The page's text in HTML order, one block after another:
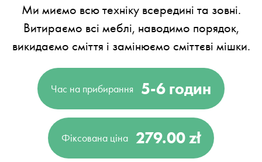
Ми миємо всю техніку всередині та зовні.
Витираємо всі меблі, наводимо порядок,
викидаємо сміття і замінюємо сміттєві мішки.
Час на прибирання 5-6 годин
Фіксована ціна 279.00 zł